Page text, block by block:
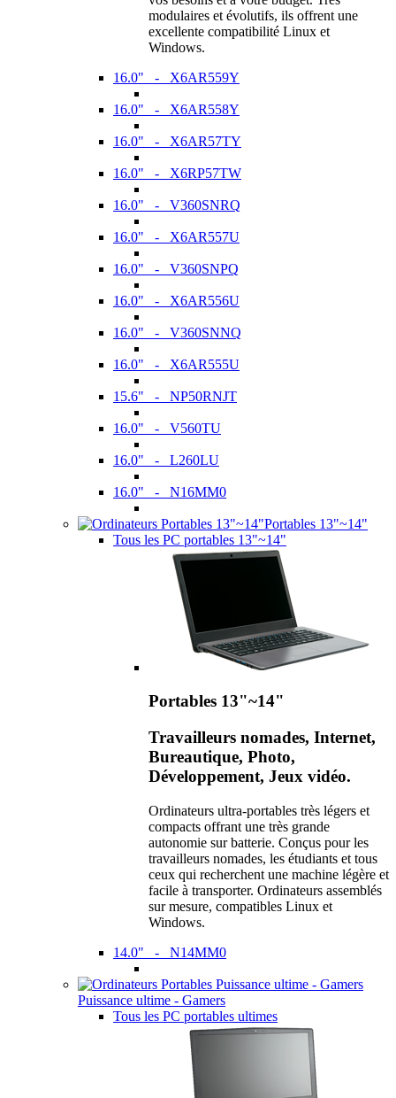
modulaires et évolutifs, ils offrent une
excellente compatibilité Linux et
Windows.
16.0" - X6AR559Y
16.0" - X6AR558Y
16.0" - X6AR57TY
16.0" - X6RP57TW
16.0" - V360SNRQ
16.0" - X6AR557U
16.0" - V360SNPQ
16.0" - X6AR556U
16.0" - V360SNNQ
16.0" - X6AR555U
15.6" - NP50RNJT
16.0" - V560TU
16.0" - L260LU
16.0" - N16MM0
Portables 13"~14"
Tous les PC portables 13"~14"
Portables 13"~14"
Travailleurs nomades, Internet,
Bureautique, Photo,
Développement, Jeux vidéo.
Ordinateurs ultra-portables très légers et
compacts offrant une très grande
autonomie sur batterie. Conçus pour les
travailleurs nomades, les étudiants et tous
ceux qui recherchent une machine légère et
facile à transporter. Ordinateurs assemblés
sur mesure, compatibles Linux et
Windows.
14.0" - N14MM0
Puissance ultime - Gamers
Tous les PC portables ultimes